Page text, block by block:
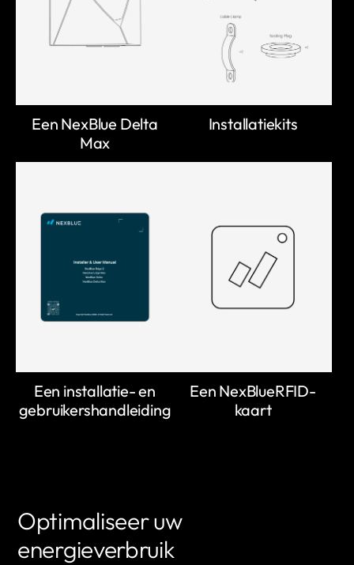
Een NexBlue Delta
Max
Installatiekits
Een installatie- en
gebruikershandleiding
Een NexBlueRFID-
kaart
Optimaliseer uw
energieverbruik